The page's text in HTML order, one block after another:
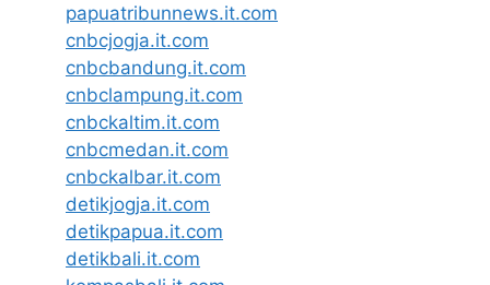
papuatribunnews.it.com
cnbcjogja.it.com
cnbcbandung.it.com
cnbclampung.it.com
cnbckaltim.it.com
cnbcmedan.it.com
cnbckalbar.it.com
detikjogja.it.com
detikpapua.it.com
detikbali.it.com